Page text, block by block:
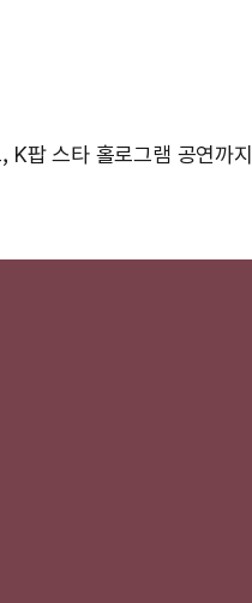
팝 스타 홀로그램 공연까